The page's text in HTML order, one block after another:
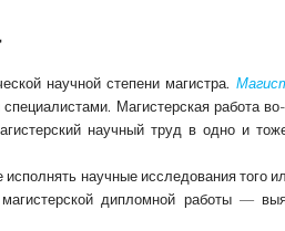
научной степени магистра.
Магистерская работа
научный труд в одно и
научные исследования того
дипломной работы —